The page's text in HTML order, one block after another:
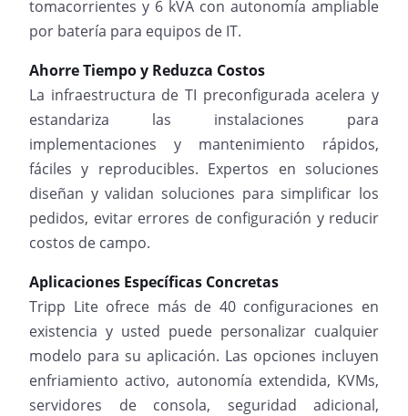
tomacorrientes y 6 kVA con autonomía ampliable
por batería para equipos de IT.
Ahorre Tiempo y Reduzca Costos
La infraestructura de TI preconfigurada acelera y
estandariza las instalaciones para
implementaciones y mantenimiento rápidos,
fáciles y reproducibles. Expertos en soluciones
diseñan y validan soluciones para simplificar los
pedidos, evitar errores de configuración y reducir
costos de campo.
Aplicaciones Específicas Concretas
Tripp Lite ofrece más de 40 configuraciones en
existencia y usted puede personalizar cualquier
modelo para su aplicación. Las opciones incluyen
enfriamiento activo, autonomía extendida, KVMs,
servidores de consola, seguridad adicional,